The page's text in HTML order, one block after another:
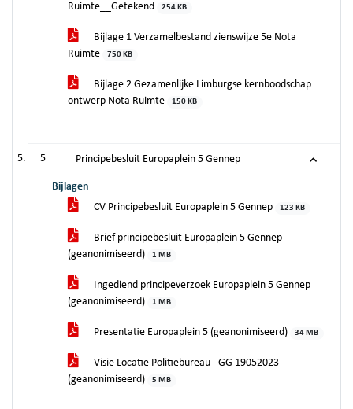
Ruimte__Getekend
254 KB
Bijlage 1 Verzamelbestand zienswijze 5e Nota
Ruimte
750 KB
Bijlage 2 Gezamenlijke Limburgse kernboodschap
ontwerp Nota Ruimte
150 KB
5 Principebesluit Europaplein 5 Gennep
Bijlagen
CV Principebesluit Europaplein 5 Gennep
123 KB
Brief principebesluit Europaplein 5 Gennep
(geanonimiseerd)
1 MB
Ingediend principeverzoek Europaplein 5 Gennep
(geanonimiseerd)
1 MB
Presentatie Europaplein 5 (geanonimiseerd) 34 MB
Visie Locatie Politiebureau - GG 19052023
(geanonimiseerd)
5 MB